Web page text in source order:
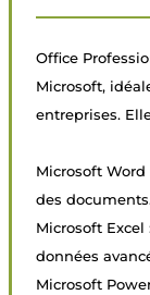
Office
Microsoft,
entreprises.
Microsoft
des
Microsoft
données
Microsoft